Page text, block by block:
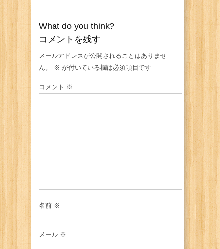
What do you think?
コメントを残す
メールアドレスが公開されることはありませ
ん。
※ が付いている欄は必須項目です
コメント ※
名前 ※
メール ※